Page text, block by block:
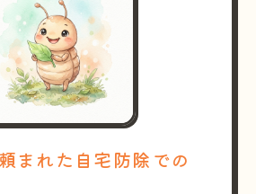
まれた自宅防除での